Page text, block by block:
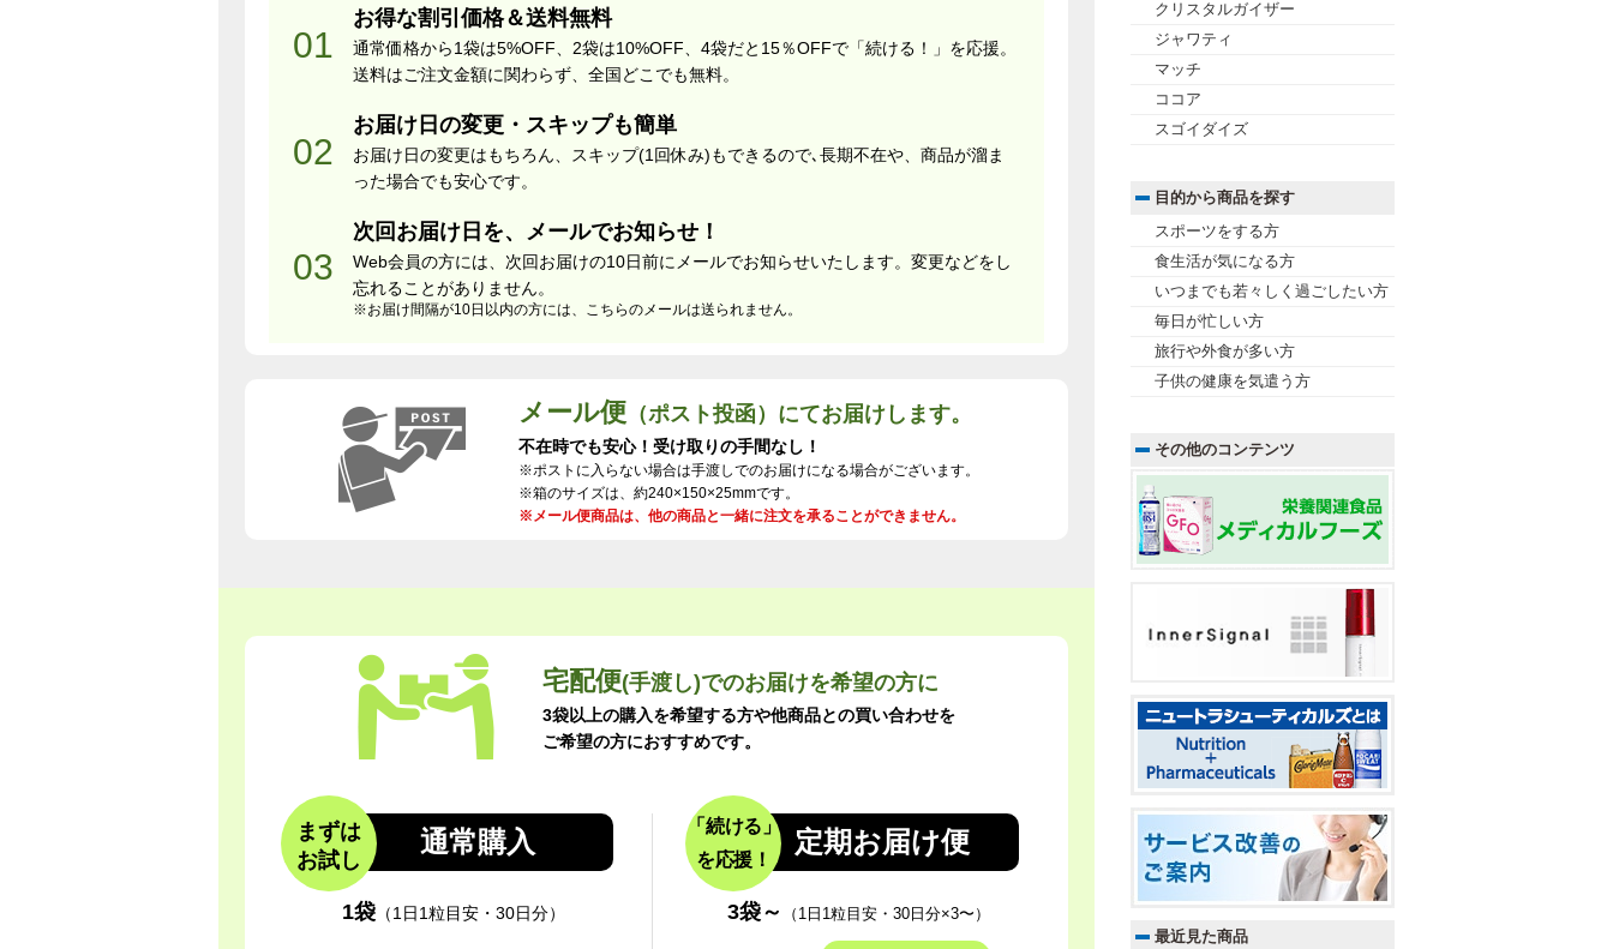
お得な割引価格＆送料無料
通常価格から1袋は5%OFF、2袋は10%OFF、4袋だと15％OFFで「続ける！」を応援。
送料はご注文金額に関わらず、全国どこでも無料。
お届け日の変更・スキップも簡単
お届け日の変更はもちろん、スキップ(1回休み)もできるので､長期不在や、商品が溜ま
った場合でも安心です。
次回お届け日を、メールでお知らせ！
Web会員の方には、次回お届けの10日前にメールでお知らせいたします。変更などをし
忘れることがありません。
※お届け間隔が10日以内の方には、こちらのメールは送られません。
メール便 （ポスト投函）にてお届けします。
不在時でも安心！受け取りの手間なし！
※ポストに入らない場合は手渡しでのお届けになる場合がございます。
※箱のサイズは、約240×150×25mmです。
※メール便商品は、他の商品と一緒に注文を承ることができません。
宅配便(手渡し)でのお届けを希望の方に
3袋以上の購入を希望する方や他商品との買い合わせを
ご希望の方におすすめです。
通常購入
まずは
お試し
1袋（1日1粒目安・30日分）
定期お届け便
「続ける」
を応援！
3袋～ （1日1粒目安・30日分×3〜）
クリスタルガイザー
ジャワティ
マッチ
ココア
スゴイダイズ
目的から商品を探す
スポーツをする方
食生活が気になる方
いつまでも若々しく過ごしたい方
毎日が忙しい方
旅行や外食が多い方
子供の健康を気遣う方
その他のコンテンツ
最近見た商品